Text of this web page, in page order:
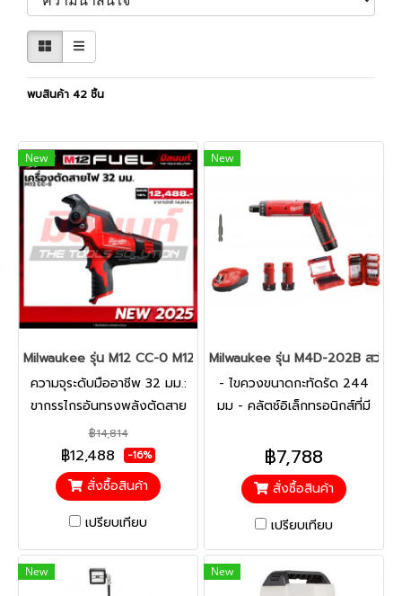
พบสินค้า 42 ชิ้น
New
Milwaukee รุ่น M12 CC-0 M12 เครื่องตัดสายไฟ 32 มม. รหัส M12
ความจุระดับมืออาชีพ 32 มม.:
ขากรรไกรอันทรงพลังตัดสาย
เคเบิลขนาดใหญ่ได้อย่าง
ง่ายดาย รูปทรงใบมีดที่เหนือ
กว่า: ให้การตัดที่กลมและพร้อม
ติดตั้ง กลไกการขันแบบล้ำสมัย:
พอดีกับแผงที่แน่นหนาเพื่อการ
เทคโนโลยีแบตเตอรี่ลิเธียม
ไอออน REDLITHIUM™:
฿14,814
฿12,488 -16%
สั่งซื้อสินค้า
เปรียบเทียบ
New
Milwaukee รุ่น M4D-202B สว่าน
- ไขควงขนาดกะทัดรัด 244
มม - คลัตช์อิเล็กทรอนิกส์ที่มี
เดียวกัน โดยมีความทนทาน 8%
- กระปุกเกียร์ 2 สปีดสำหรับการ
ขันสกรูและการเจาะ - สวิตช์
อิเล็กทรอนิกส์สำหรับความเร็ว
เพื่อการเปลี่ยนดอกสว่านที่ง่าย
และรวดเร็ว
฿7,788
สั่งซื้อสินค้า
เปรียบเทียบ
New New